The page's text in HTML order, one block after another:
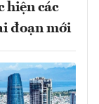
hiện các
đoạn mới